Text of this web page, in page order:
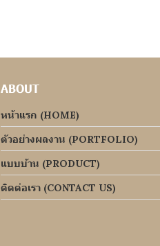
ABOUT
หน้าแรก (HOME)
ตัวอย่างผลงาน (PORTFOLIO)
แบบบ้าน (PRODUCT)
ติดต่อเรา (CONTACT US)